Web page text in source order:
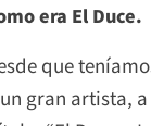
era El Duce.
que
gran artista,